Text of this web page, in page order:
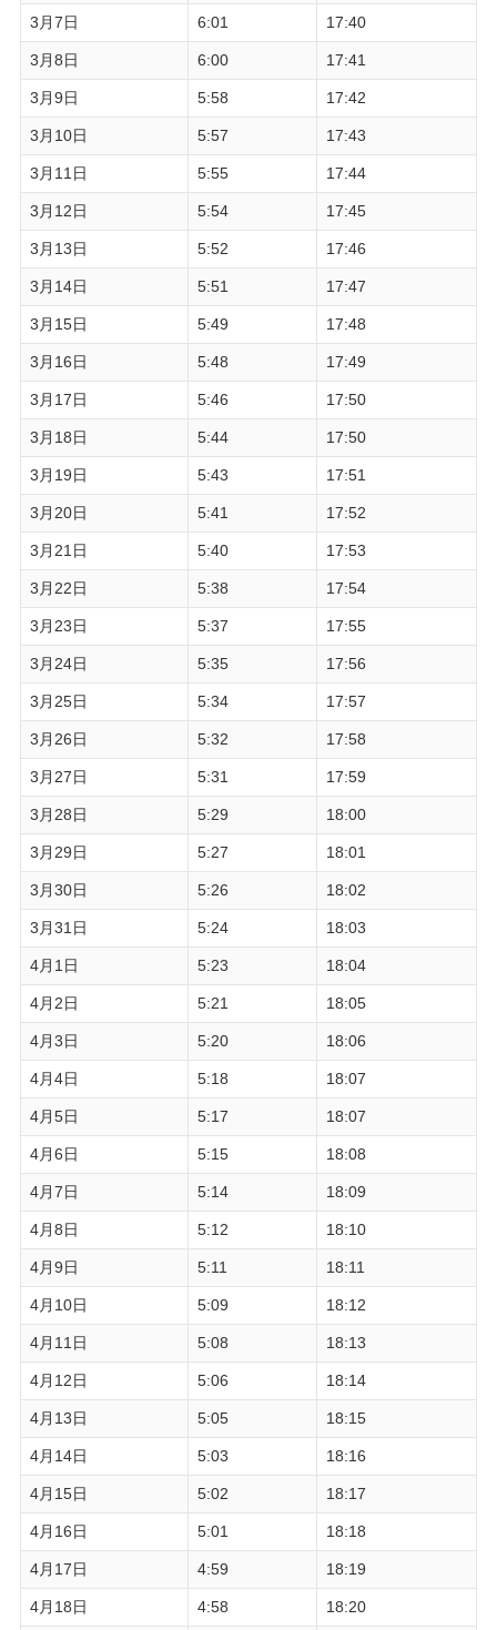
3月7日 6:01 17:40
3月8日 6:00 17:41
3月9日 5:58 17:42
3月10日 5:57 17:43
3月11日 5:55 17:44
3月12日 5:54 17:45
3月13日 5:52 17:46
3月14日 5:51 17:47
3月15日 5:49 17:48
3月16日 5:48 17:49
3月17日 5:46 17:50
3月18日 5:44 17:50
3月19日 5:43 17:51
3月20日 5:41 17:52
3月21日 5:40 17:53
3月22日 5:38 17:54
3月23日 5:37 17:55
3月24日 5:35 17:56
3月25日 5:34 17:57
3月26日 5:32 17:58
3月27日 5:31 17:59
3月28日 5:29 18:00
3月29日 5:27 18:01
3月30日 5:26 18:02
3月31日 5:24 18:03
4月1日 5:23 18:04
4月2日 5:21 18:05
4月3日 5:20 18:06
4月4日 5:18 18:07
4月5日 5:17 18:07
4月6日 5:15 18:08
4月7日 5:14 18:09
4月8日 5:12 18:10
4月9日 5:11 18:11
4月10日 5:09 18:12
4月11日 5:08 18:13
4月12日 5:06 18:14
4月13日 5:05 18:15
4月14日 5:03 18:16
4月15日 5:02 18:17
4月16日 5:01 18:18
4月17日 4:59 18:19
4月18日 4:58 18:20